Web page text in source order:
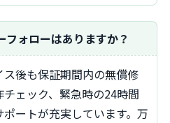
フォローはありますか？
ェック、緊急時の24時間
ートが充実しています。万